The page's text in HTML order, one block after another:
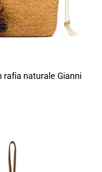
rafia naturale Gianni